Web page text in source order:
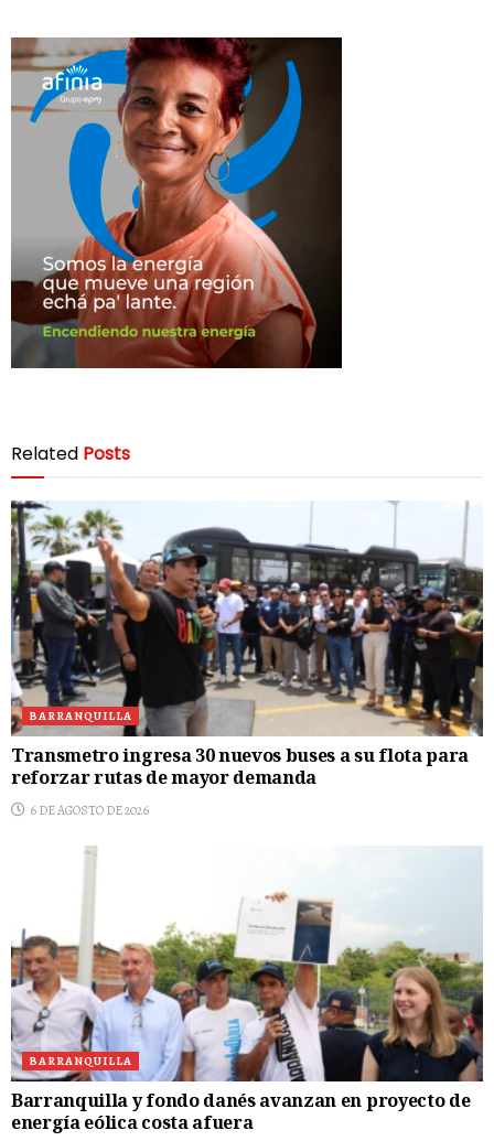
Related Posts
BARRANQUILLA
Transmetro ingresa 30 nuevos buses a su flota para
reforzar rutas de mayor demanda
6 DE AGOSTO DE 2026
BARRANQUILLA
Barranquilla y fondo danés avanzan en proyecto de
energía eólica costa afuera